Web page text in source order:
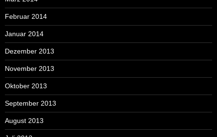
Februar 2014
Januar 2014
Dezember 2013
November 2013
Oktober 2013
September 2013
August 2013